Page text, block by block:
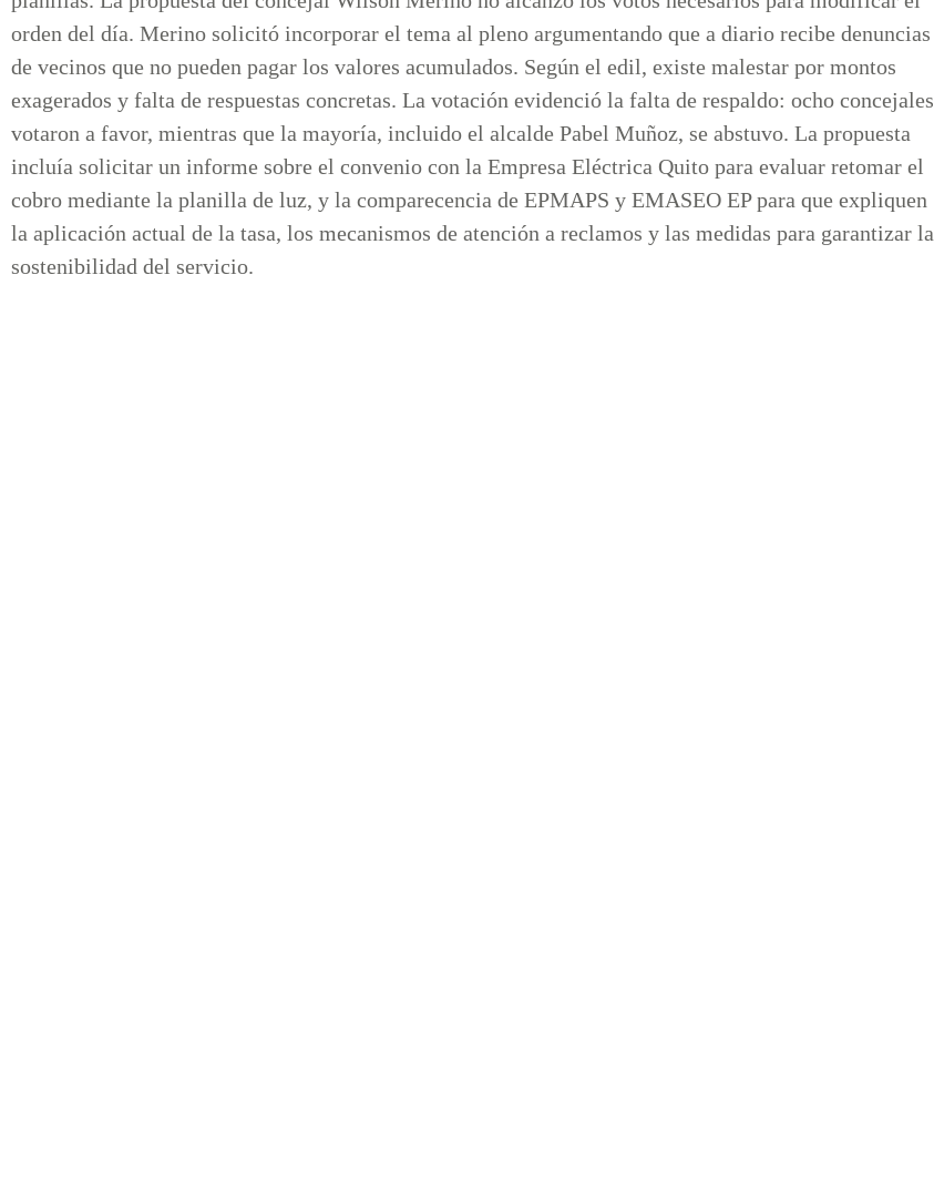
orden del día. Merino solicitó incorporar el tema al pleno argumentando que a diario recibe denuncias
de vecinos que no pueden pagar los valores acumulados. Según el edil, existe malestar por montos
exagerados y falta de respuestas concretas. La votación evidenció la falta de respaldo: ocho concejales
votaron a favor, mientras que la mayoría, incluido el alcalde Pabel Muñoz, se abstuvo. La propuesta
incluía solicitar un informe sobre el convenio con la Empresa Eléctrica Quito para evaluar retomar el
cobro mediante la planilla de luz, y la comparecencia de EPMAPS y EMASEO EP para que expliquen
la aplicación actual de la tasa, los mecanismos de atención a reclamos y las medidas para garantizar la
sostenibilidad del servicio.